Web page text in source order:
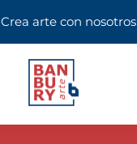
Crea arte con nosotros